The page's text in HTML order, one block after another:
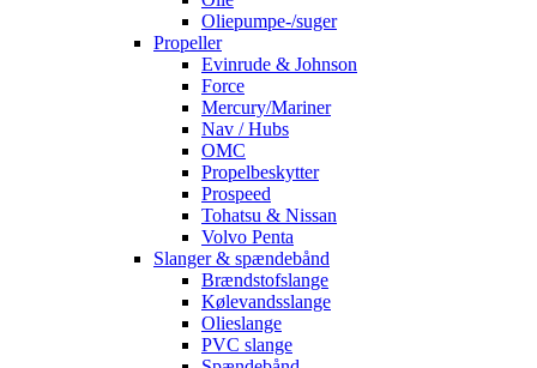
Oliepumpe-/suger
Propeller
Evinrude & Johnson
Force
Mercury/Mariner
Nav / Hubs
OMC
Propelbeskytter
Prospeed
Tohatsu & Nissan
Volvo Penta
Slanger & spændebånd
Brændstofslange
Kølevandsslange
Olieslange
PVC slange